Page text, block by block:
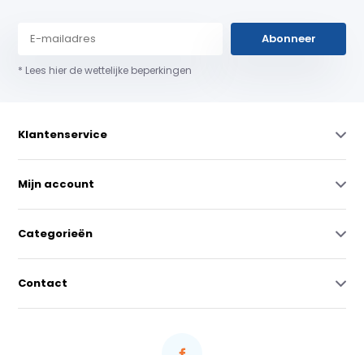
Abonneer
* Lees hier de wettelijke beperkingen
Klantenservice
Mijn account
Categorieën
Contact